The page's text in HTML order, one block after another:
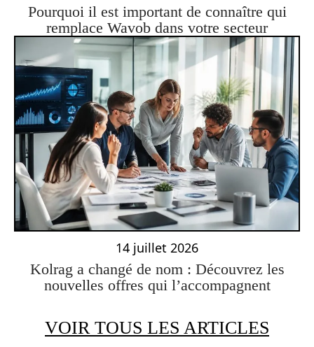
Pourquoi il est important de connaître qui
remplace Wavob dans votre secteur
14 juillet 2026
Kolrag a changé de nom : Découvrez les
nouvelles offres qui l’accompagnent
VOIR TOUS LES ARTICLES